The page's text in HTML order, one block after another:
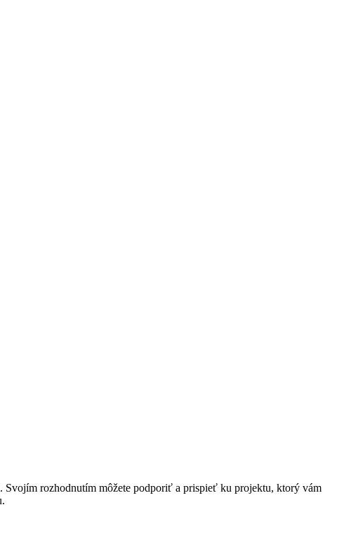
Svojím rozhodnutím môžete podporiť a prispieť ku projektu, ktorý vám